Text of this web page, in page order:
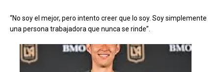
“No soy el mejor, pero intento creer que lo soy. Soy simplemente
una persona trabajadora que nunca se rinde”.